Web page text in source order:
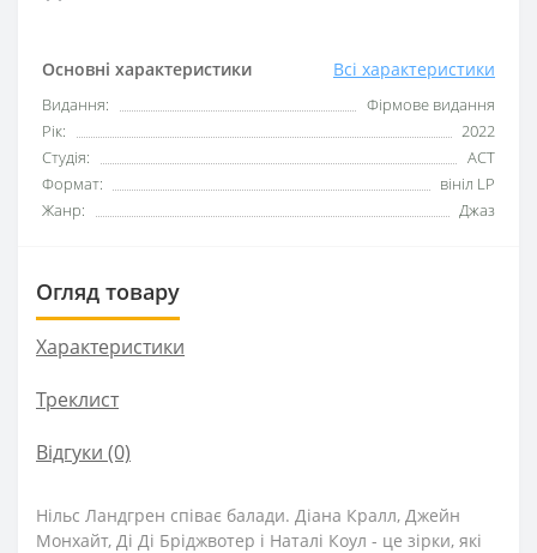
Основні характеристики Всі характеристики
Видання:
Фірмове видання
Рік:
2022
Студія:
ACT
Формат:
вініл LP
Жанр:
Джаз
Огляд товару
Характеристики
Треклист
Відгуки (0)
Нільс Ландгрен співає балади. Діана Кралл, Джейн
Монхайт, Ді Ді Бріджвотер і Наталі Коул - це зірки, які